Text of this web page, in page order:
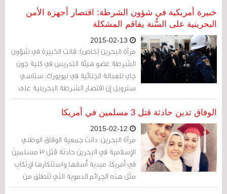
خبيرة أمريكية في شؤون الشرطة: اقتصار أجهزة الأمن
البحرينية على السُّنة يفاقم المشكلة
مرآة البحرين (خاص): قالت الخبيرة في شؤون
الشرطة عضو هيئة التدريس في كلية جون
جاي للعدالة الجنائية في نيويورك، ستاسي
ستروبل إن اقتصار الشرطة البحرينية على
السنة الذين تستجلب مظمهم من الخارج
يفاقم المشكلة في البحرين، داعية أمريكا
للضغط على الحكومة البحرينية لدفعها على
إصلاح سلك الشرطة وتمثيل الشيعة.
الوفاق تدين حادثة قتل 3 مسلمين في أمريكا
مرآة البحرين: دانت جمعية الوفاق الوطني
الإسلامية في البحرين حادثة قتل 3 مسلمين
في أمريكا، مبدية أسفها واستنكارها لإرتكاب
مثل هذه الجرائم الدموية التي تنطلق من
دوافع نشر الكراهية بين المجتمعات